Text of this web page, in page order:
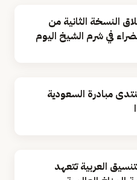
النسخة الثانية من
في شرم الشيخ اليوم
مبادرة السعودية
العربية تتعهد